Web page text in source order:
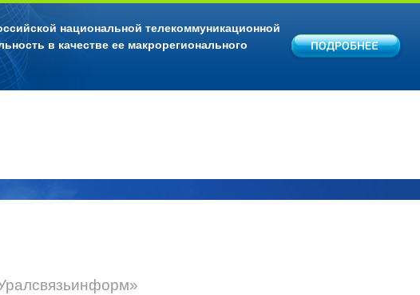
национальной телекоммуникационной
в качестве ее макрорегионального